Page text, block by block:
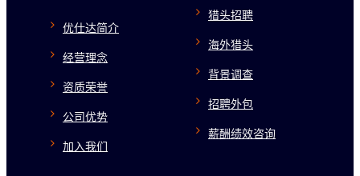
优仕达简介
经营理念
资质荣誉
公司优势
加入我们
猎头招聘
海外猎头
背景调查
招聘外包
薪酬绩效咨询